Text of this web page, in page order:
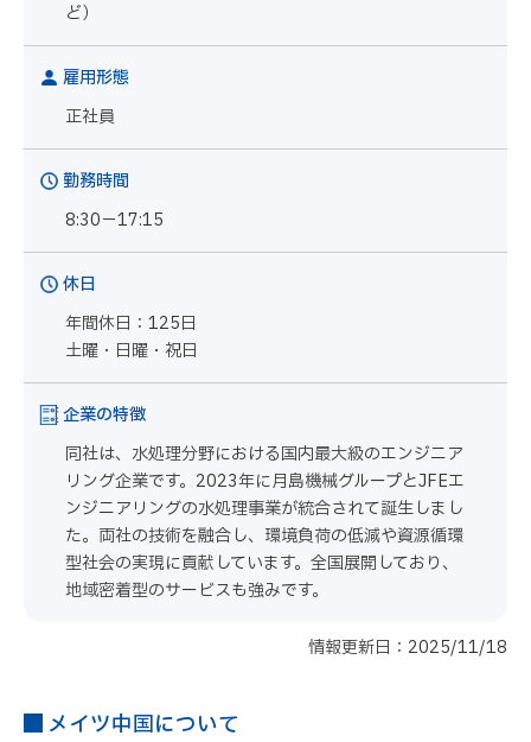
ど）
雇用形態
正社員
勤務時間
8:30－17:15
休日
年間休日：125日
土曜・日曜・祝日
企業の特徴
同社は、水処理分野における国内最大級のエンジニア
リング企業です。2023年に月島機械グループとJFEエ
ンジニアリングの水処理事業が統合されて誕生しまし
た。両社の技術を融合し、環境負荷の低減や資源循環
型社会の実現に貢献しています。全国展開しており、
地域密着型のサービスも強みです。
情報更新日：2025/11/18
メイツ中国について